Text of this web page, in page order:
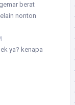
berat
nonton
ya? kenapa